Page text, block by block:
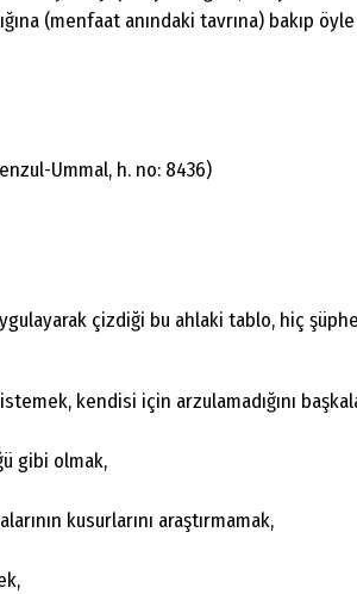
(menfaat anındaki tavrına) bakıp öyle
Ummal, h. no: 8436)
çizdiği bu ahlaki tablo, hiç
kendisi için arzulamadığını
gibi olmak,
kusurlarını araştırmamak,